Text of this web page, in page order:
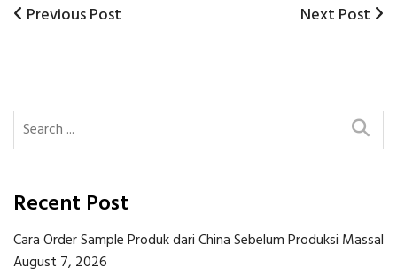
Post
Previous
Previous Post
Next
Next Post
Recent Post
Cara Order Sample Produk dari China Sebelum Produksi Massal
August 7, 2026